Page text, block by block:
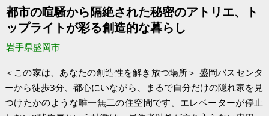
と思います。水道も井戸水利用なので水道料金はかからず使い
放題です。物件までの道が夏場は草が茂って道幅が少し狭くな
りますので草刈りが必要です。冬は建物
都市の喧騒から隔絶された秘密のアトリエ、ト
ップライトが彩る創造的な暮らし
岩手県盛岡市
＜この家は、あなたの創造性を解き放つ場所＞ 盛岡バスセンタ
ーから徒歩3分、都心にいながら、まるで自分だけの隠れ家を見
つけたかのような唯一無二の住空間です。エレベーターが停止